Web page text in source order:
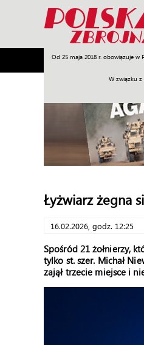
Od 25 maja 2018 r. obowiązuje w
W związku z
Armia Poligon
Łyżwiarz żegna
16.02.2026, godz. 12:25
Spośród 21 żołnierzy,
tylko st. szer. Michał
zajął trzecie miejsce i